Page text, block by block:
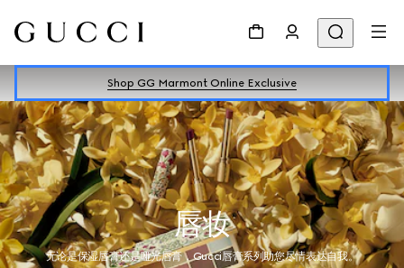
Shop GG Marmont Online Exclusive
唇妆
无论是保湿唇膏还是哑光唇膏，Gucci唇膏系列助您尽情表达自我。